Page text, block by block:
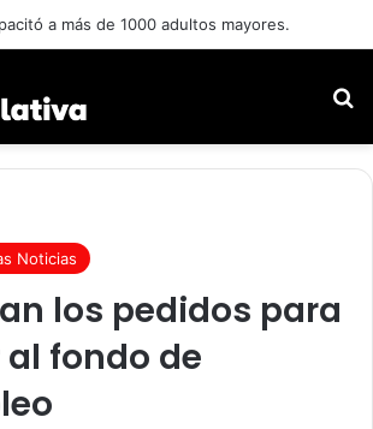
a más de 1000 adultos mayores.
Noticias
los pedidos para
fondo de